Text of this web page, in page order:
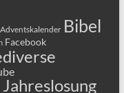
Adventskalender Bibel
Facebook
Jahreslosung